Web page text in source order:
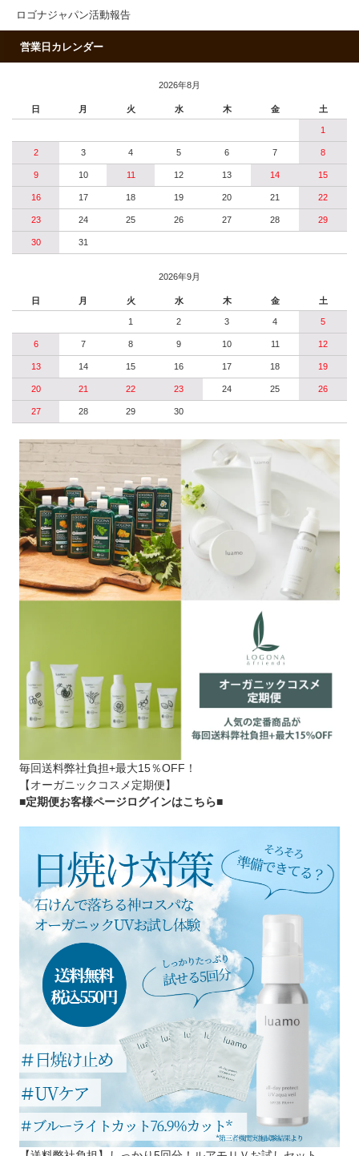
ロゴナジャパン活動報告
営業日カレンダー
2026年8月
日 月 火 水 木 金 土
1
2 3 4 5 6 7 8
9 10 11 12 13 14 15
16 17 18 19 20 21 22
23 24 25 26 27 28 29
30 31
2026年9月
日 月 火 水 木 金 土
1 2 3 4 5
6 7 8 9 10 11 12
13 14 15 16 17 18 19
20 21 22 23 24 25 26
27 28 29 30
毎回送料弊社負担+最大15％OFF！
【オーガニックコスメ定期便】
■定期便お客様ページログインはこちら■